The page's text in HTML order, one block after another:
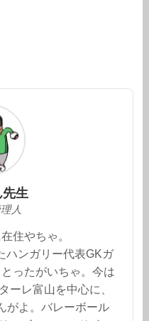
先生
人
住やちゃ。
ハンガリー代表GKガ
ったがいちゃ。今は
ーレ富山を中心に、
がよ。バレーボール